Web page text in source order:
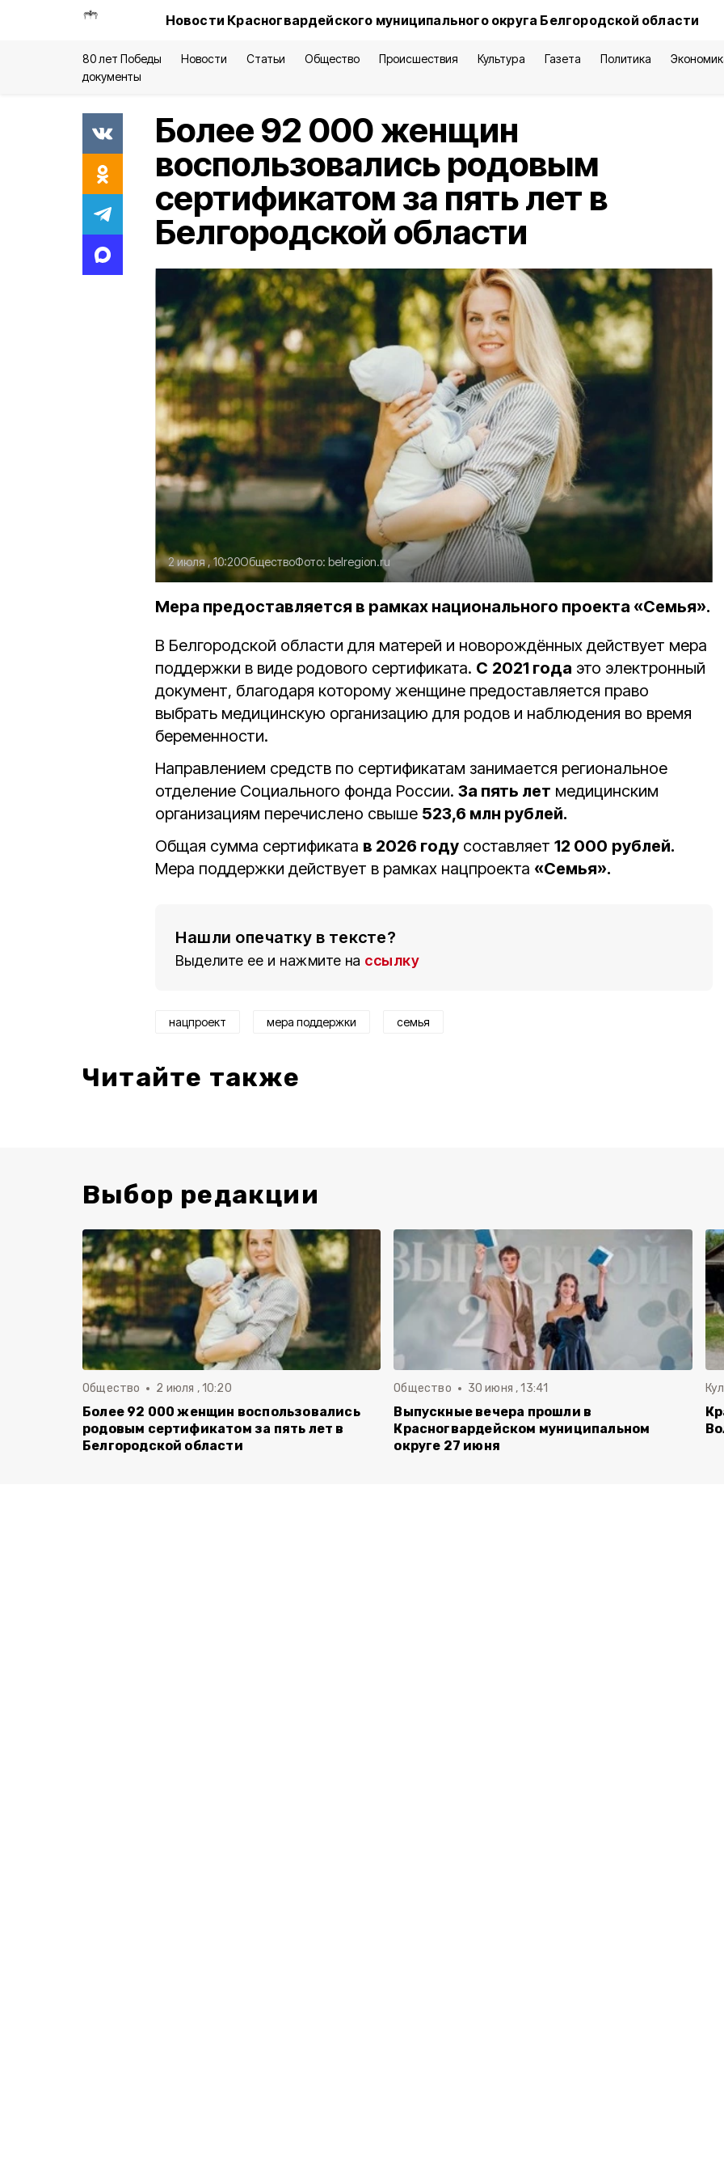
Новости Красногвардейского муниципального округа Белгородской области
80 лет Победы Новости Статьи Общество Происшествия Культура Газета Политика
документы
Более 92 000 женщин
воспользовались родовым
сертификатом за пять лет в
Белгородской области
2 июля , 10:20ОбществоФото: belregion.ru
Мера предоставляется в рамках национального проекта «Семья».
В Белгородской области для матерей и новорождённых действует мера
поддержки в виде родового сертификата. С 2021 года это электронный
документ, благодаря которому женщине предоставляется право
выбрать медицинскую организацию для родов и наблюдения во время
беременности.
Направлением средств по сертификатам занимается региональное
отделение Социального фонда России. За пять лет медицинским
организациям перечислено свыше 523,6 млн рублей.
Общая сумма сертификата в 2026 году составляет 12 000 рублей.
Мера поддержки действует в рамках нацпроекта «Семья».
Нашли опечатку в тексте?
Выделите ее и нажмите на ссылку
нацпроект мера поддержки семья
Читайте также
Выбор редакции
Общество 2 июля , 10:20
Более 92 000 женщин воспользовались
родовым сертификатом за пять лет в
Белгородской области
Общество 30 июня , 13:41
Выпускные вечера прошли в
Красногвардейском муниципальном
округе 27 июня